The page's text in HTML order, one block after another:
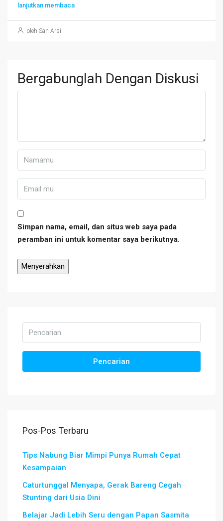
lanjutkan membaca
oleh San Arsi
Bergabunglah Dengan Diskusi
Simpan nama, email, dan situs web saya pada
peramban ini untuk komentar saya berikutnya.
Pencarian
Pos-Pos Terbaru
Tips Nabung Biar Mimpi Punya Rumah Cepat
Kesampaian
Caturtunggal Menyapa, Gerak Bareng Cegah
Stunting dari Usia Dini
Belajar Jadi Lebih Seru dengan Papan Sasmita